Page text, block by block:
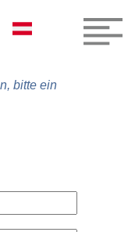
bitte ein